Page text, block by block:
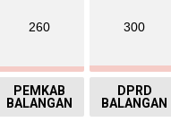
260
PEMKAB
BALANGAN
300
DPRD
BALANGAN